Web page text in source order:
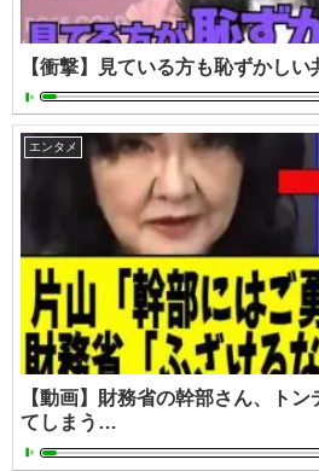
【衝撃】見ている方も恥ずかし
エンタメ
【動画】財務省の幹部さん、ト
てしまう…